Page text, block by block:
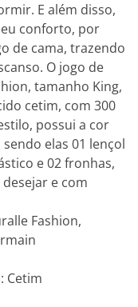
E além disso,
conforto, por
de cama, trazendo
O jogo de
tamanho King,
cetim, com 300
possui a cor
elas 01 lençol
e 02 fronhas,
e com
Fashion,
Cetim